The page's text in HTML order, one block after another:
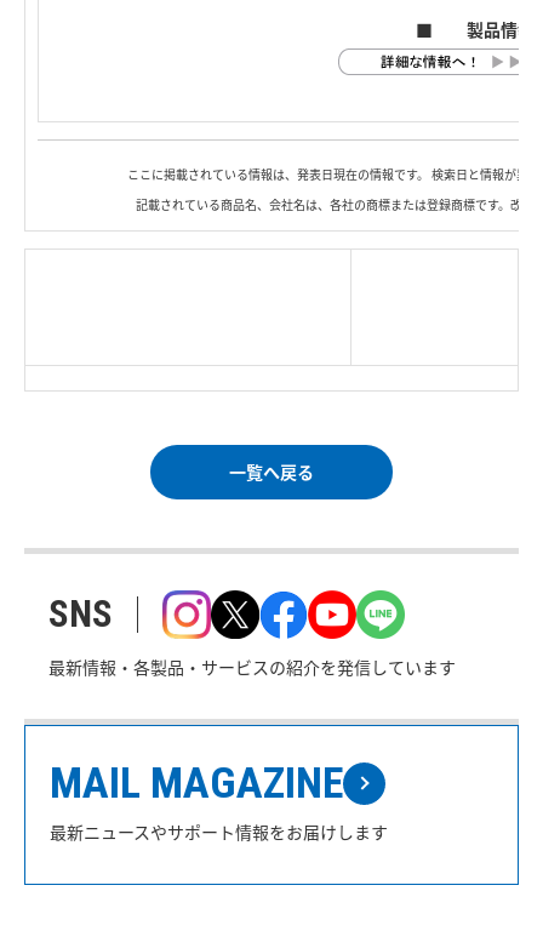
■ 製品情
ここに掲載されている情報は、発表日現在の情報です。 検索日と情報が異
記載されている商品名、会社名は、各社の商標または登録商標です。改
一覧へ戻る
SNS
最新情報・各製品・サービスの紹介を発信しています
MAIL MAGAZINE
最新ニュースやサポート情報をお届けします